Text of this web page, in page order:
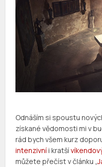
Odnáším si spoustu
získané vědomosti mi v
rád bych všem kurz
intenzivníi kratší
můžete přečíst v článku „